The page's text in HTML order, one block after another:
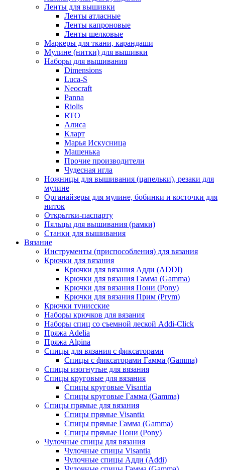
Ленты для вышивки
Ленты атласные
Ленты капроновые
Ленты шелковые
Маркеры для ткани, карандаши
Мулине (нитки) для вышивки
Наборы для вышивания
Dimensions
Luca-S
Neocraft
Panna
Riolis
RTO
Алиса
Кларт
Марья Искусница
Машенька
Прочие производители
Чудесная игла
Ножницы для вышивания (цапельки), резаки для
мулине
Органайзеры для мулине, бобинки и косточки для
ниток
Открытки-паспарту
Пяльцы для вышивания (рамки)
Станки для вышивания
Вязание
Инструменты (приспособления) для вязания
Крючки для вязания
Крючки для вязания Адди (ADDI)
Крючки для вязания Гамма (Gamma)
Крючки для вязания Пони (Pony)
Крючки для вязания Прим (Prym)
Крючки тунисские
Наборы крючков для вязания
Наборы спиц со съемной леской Addi-Click
Пряжа Adelia
Пряжа Alpina
Спицы для вязания с фиксаторами
Спицы с фиксаторами Гамма (Gamma)
Спицы изогнутые для вязания
Спицы круговые для вязания
Спицы круговые Visantia
Спицы круговые Гамма (Gamma)
Спицы прямые для вязания
Спицы прямые Visantia
Спицы прямые Гамма (Gamma)
Спицы прямые Пони (Pony)
Чулочные спицы для вязания
Чулочные спицы Visantia
Чулочные спицы Адди (Addi)